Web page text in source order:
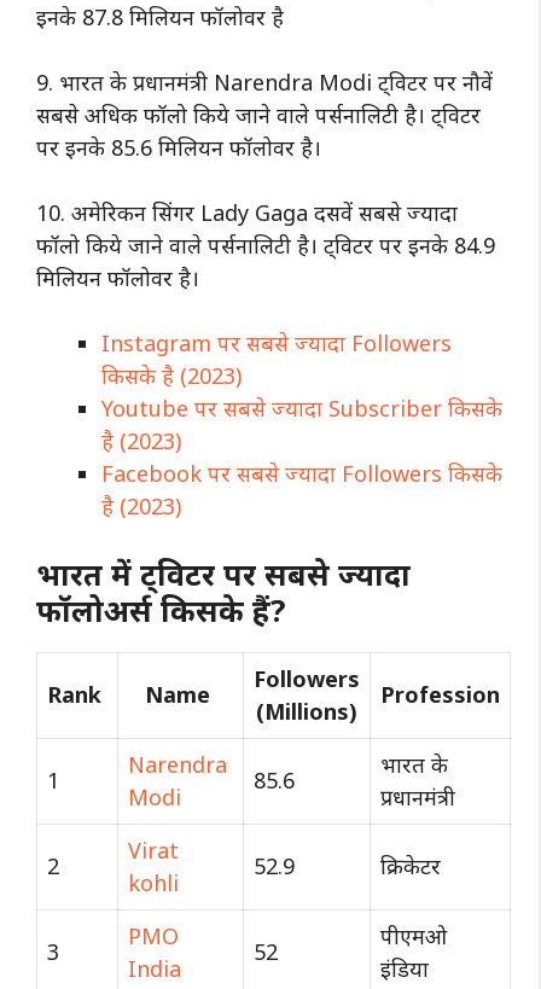
इनके 87.8 मिलियन फॉलोवर है
9. भारत के प्रधानमंत्री Narendra Modi ट्विटर पर नौवें
सबसे अधिक फॉलो किये जाने वाले पर्सनालिटी है। ट्विटर
पर इनके 85.6 मिलियन फॉलोवर है।
10. अमेरिकन सिंगर Lady Gaga दसवें सबसे ज्यादा
फॉलो किये जाने वाले पर्सनालिटी है। ट्विटर पर इनके 84.9
मिलियन फॉलोवर है।
Instagram पर सबसे ज्यादा Followers
किसके है (2023)
Youtube पर सबसे ज्यादा Subscriber किसके
है (2023)
Facebook पर सबसे ज्यादा Followers किसके
है (2023)
भारत में ट्विटर पर सबसे ज्यादा
फॉलोअर्स किसके हैं?
Rank Name
Followers
(Millions)
Profession
1
Narendra
Modi
85.6
भारत के
प्रधानमंत्री
2
Virat
kohli
52.9 क्रिकेटर
3
PMO
India
52
पीएमओ
इंडिया